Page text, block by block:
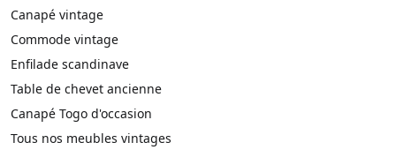
Canapé vintage
Commode vintage
Enfilade scandinave
Table de chevet ancienne
Canapé Togo d'occasion
Tous nos meubles vintages